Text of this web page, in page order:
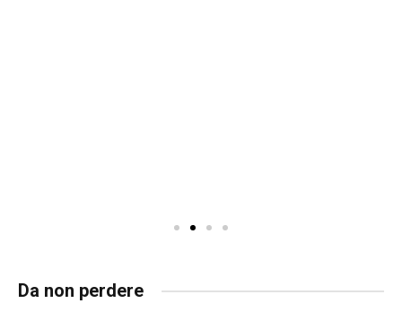
Da non perdere